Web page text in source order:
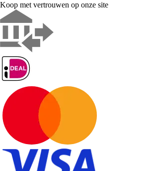
Koop met vertrouwen op onze site